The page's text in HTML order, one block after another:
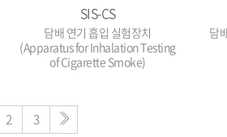
SIS-CS
담배 연기 흡입 실험장치
(Apparatus for Inhalation Testing
of Cigarette Smoke)
담
2 3